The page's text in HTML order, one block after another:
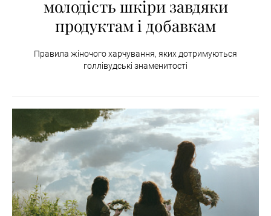
молодість шкіри завдяки
продуктам і добавкам
Правила жіночого харчування, яких дотримуються
голлівудські знаменитості